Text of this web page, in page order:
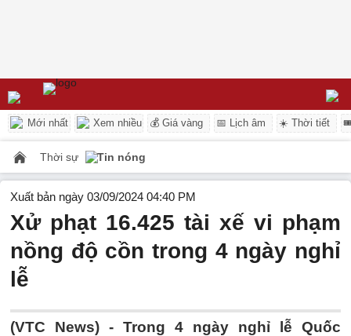
Mới nhất Xem nhiều 💰 Giá vàng 📅 Lịch âm ☀️ Thời tiết
Thời sự Tin nóng
Xuất bản ngày 03/09/2024 04:40 PM
Xử phạt 16.425 tài xế vi phạm
nồng độ cồn trong 4 ngày nghỉ
lễ
(VTC News) - Trong 4 ngày nghỉ lễ Quốc